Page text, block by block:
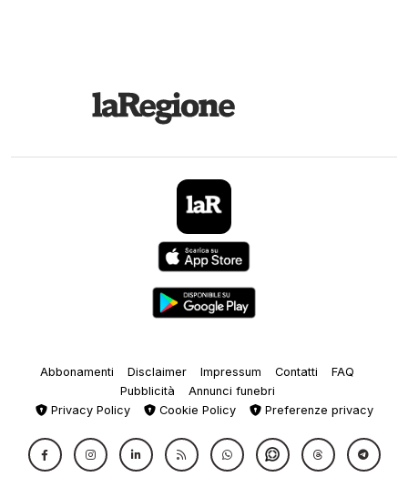
Abbonamenti Disclaimer Impressum Contatti
FAQ
Pubblicità
Annunci funebri
Privacy Policy
Cookie Policy Preferenze privacy